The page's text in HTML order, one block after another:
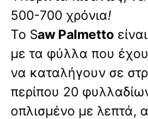
500-700 χρόνια!
Το Saw Palmetto
με τα φύλλα που
να καταλήγουν σε
περίπου 20
οπλισμένο με λεπτά,